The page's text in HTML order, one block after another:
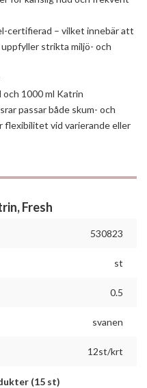
certifierad – vilket innebär att
strikta miljö- och
och 1000 ml Katrin
passar både skum- och
vid varierande eller
Fresh
530823
st
0.5
svanen
12st/krt
(15 st)